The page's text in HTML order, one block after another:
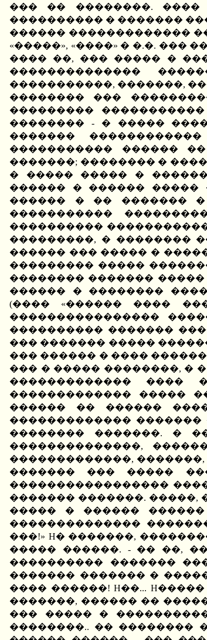
��� �� ��������. ����
���������� � �������
������ �������������
«�����», «����» � �.�.
���� ��, ��� ����� �
��������������
�����������, �������,
�������� ���
���������
�������� - � �����
�������
����������� ������
�������; �������� �
� ����� ����� �
������ � ������ �����
������ � �� ������� �
�����������
����������
���������, � ��������
������ ��� ����� �
��������� �����
�������� �������
������ � ��������
(���� «������ ����
����������������
���������� �������
��� ������� �����
��� ������ � ����
��� � ����� ��������, �
������������� ����
������������� �����
������ �� ������
������������� �������
�������� �������. �
��������������,
�������������,
������� ��� �����
�����������������
������� �������. �����,
����� � ������
��������������
���!» H� �������,
����� ������. - �� ��,
���������� �������
������� ������� �
���� ������! H��...
�������, ������ ��
��� ����� �
��������.. �� ��������